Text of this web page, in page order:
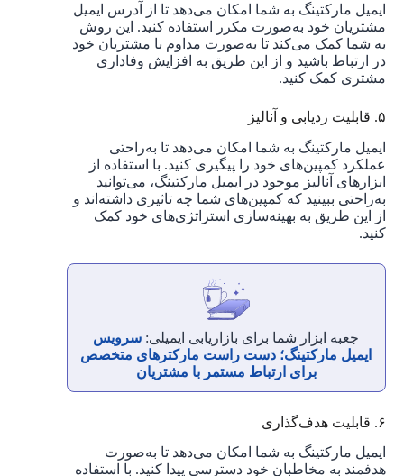
ایمیل مارکتینگ به شما امکان می‌دهد تا از آدرس ایمیل
مشتریان خود به‌صورت مکرر استفاده کنید. این روش
به شما کمک می‌کند تا به‌صورت مداوم با مشتریان خود
در ارتباط باشید و از این طریق به افزایش وفاداری
مشتری کمک کنید.
۵. قابلیت ردیابی و آنالیز
ایمیل مارکتینگ به شما امکان می‌دهد تا به‌راحتی
عملکرد کمپین‌های خود را پیگیری کنید. با استفاده از
ابزارهای آنالیز موجود در ایمیل مارکتینگ، می‌توانید
به‌راحتی ببینید که کمپین‌های شما چه تاثیری داشته‌اند و
از این طریق به بهینه‌سازی استراتژی‌های خود کمک
کنید.
جعبه ابزار شما برای بازاریابی ایمیلی: سرویس
ایمیل مارکتینگ؛ دست راست مارکترهای متخصص
برای ارتباط مستمر با مشتریان
۶. قابلیت هدف‌گذاری
ایمیل مارکتینگ به شما امکان می‌دهد تا به‌صورت
هدفمند به مخاطبان خود دسترسی پیدا کنید. با استفاده